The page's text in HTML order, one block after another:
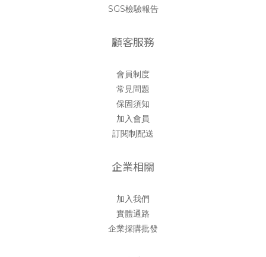
SGS檢驗報告
顧客服務
會員制度
常見問題
保固須知
加入會員
訂閱制配送
企業相關
加入我們
實體通路
企業採購批發